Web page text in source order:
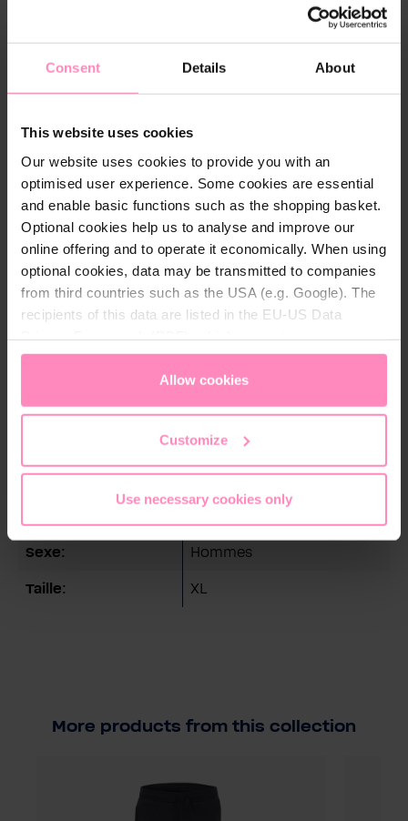
Consent Details About
This website uses cookies
Our website uses cookies to provide you with an
optimised user experience. Some cookies are essential
and enable basic functions such as the shopping basket.
Optional cookies help us to analyse and improve our
online offering and to operate it economically. When using
optional cookies, data may be transmitted to companies
from third countries such as the USA (e.g. Google). The
recipients of this data are listed in the EU-US Data
appropriate level of data protection. You canaccept all
only allow necessary cookies
access and change your chosen setting at any time in
Allow cookies
Customize
Use necessary cookies only
Description
Avec notre collection BWT Pink Fashion Lifestyle,
vous êtes à la pointe de la mode : le matériau de
haute qualité s'adapte idéalement à la forme du
corps et offre un grand confort. Le short convient
aussi bien aux séances de sport intenses qu'aux
activités agréables pendant vos loisirs.
Les poches latérales pratiques sont idéales pour
garder toujours sur soi les petits objets comme les
pantalon fait toujours bonne impression.
Détails techniques
Couleur: Anthracite
Sexe: Hommes
Taille: XL
More products from this collection